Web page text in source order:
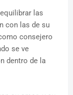
las
con las de su
consejero
se ve
dentro de la